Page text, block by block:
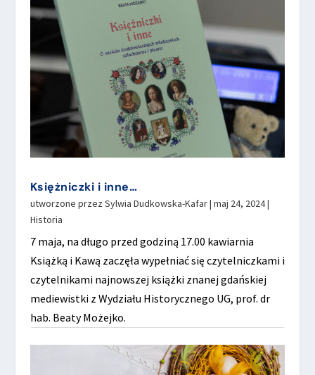
Księżniczki i inne…
utworzone przez Sylwia Dudkowska-Kafar| maj 24, 2024|
Historia
7 maja, na długo przed godziną 17.00 kawiarnia
Książką i Kawą zaczęła wypełniać się czytelniczkami i
czytelnikami najnowszej książki znanej gdańskiej
mediewistki z Wydziału Historycznego UG, prof. dr
hab. Beaty Możejko.